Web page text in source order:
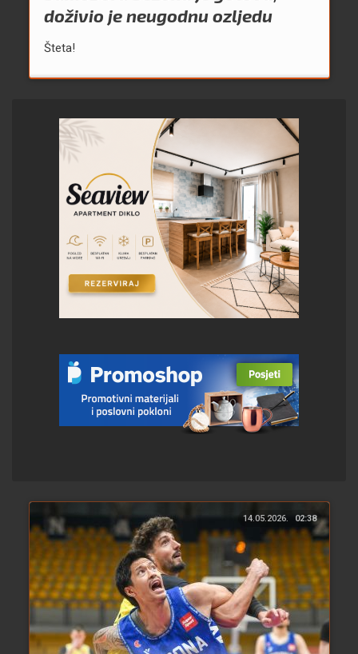
doživio je neugodnu ozljedu
Šteta!
14.05.2026. 02:38